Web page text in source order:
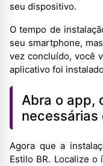
seu dispositivo.
O tempo de
seu smartphone,
vez concluído, você
aplicativo foi
Abra o app,
necessárias
Agora que a
Estilo BR. Localize